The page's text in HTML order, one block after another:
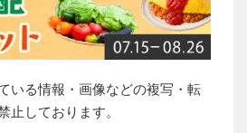
いる情報・画像などの複写・転
止しております。